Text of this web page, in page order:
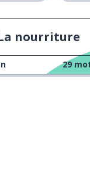
nourriture
29